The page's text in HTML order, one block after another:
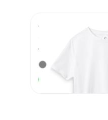
Футболка
белая размер
Артикул
В наличии